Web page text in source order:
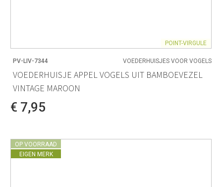
POINT-VIRGULE
PV-LIV-7344 VOEDERHUISJES VOOR VOGELS
VOEDERHUISJE APPEL VOGELS UIT BAMBOEVEZEL
VINTAGE MAROON
€ 7,95
OP VOORRAAD
EIGEN MERK